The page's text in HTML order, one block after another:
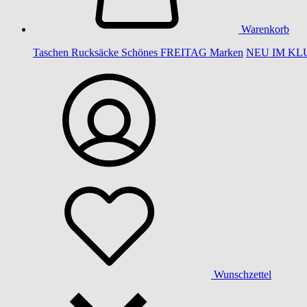
Warenkorb
Taschen Rucksäcke Schönes FREITAG Marken NEU IM
Wunschzettel